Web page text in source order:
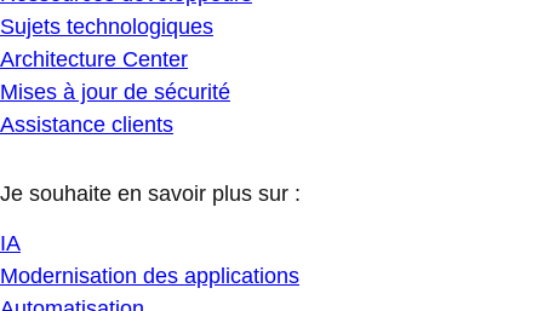
Sujets technologiques
Architecture Center
Mises à jour de sécurité
Assistance clients
Je souhaite en savoir plus sur :
IA
Modernisation des applications